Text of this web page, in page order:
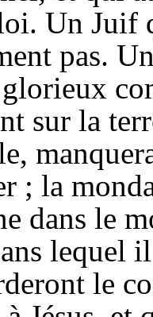
Un Juif
pas.
sur la
; la
dans le
lequel
le